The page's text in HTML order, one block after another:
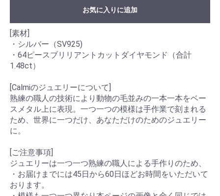
お気に入りに追加
[素材]
・シルバー（SV925)
・64ピースブリリアントカットダイヤモンド（合計
1.48ct）
[Calmiのジュエリーについて]
熟練の職人の技術により動物の毛並みの一本一本をベー
スメタル上に表現。一つ一つの模様は手作業で刻まれる
ため、世界に一つだけ、あなただけのためのジュエリー
に。
[ご注意事項]
ジュエリーは一つ一つ熟練の職人による手作りのため、
・お届けまでには45日から60日ほどお時間をいただいて
おります。